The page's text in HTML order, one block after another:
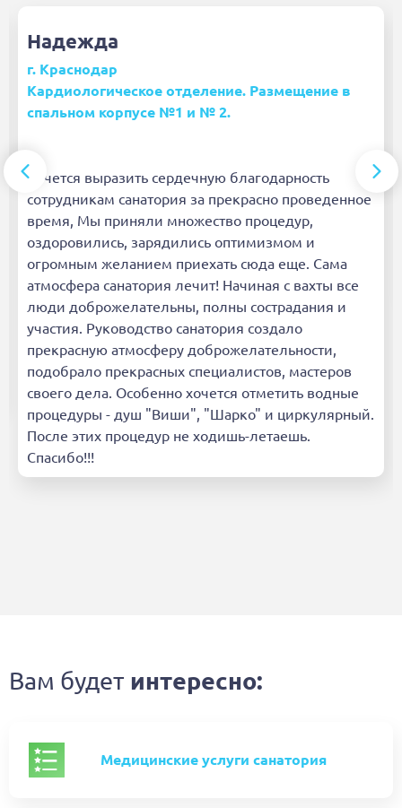
Надежда
г. Краснодар
Кардиологическое отделение. Размещение в
спальном корпусе №1 и № 2.
Хочется выразить сердечную благодарность
сотрудникам санатория за прекрасно проведенное
время, Мы приняли множество процедур,
оздоровились, зарядились оптимизмом и
огромным желанием приехать сюда еще. Сама
атмосфера санатория лечит! Начиная с вахты все
люди доброжелательны, полны сострадания и
участия. Руководство санатория создало
прекрасную атмосферу доброжелательности,
подобрало прекрасных специалистов, мастеров
своего дела. Особенно хочется отметить водные
процедуры - душ "Виши", "Шарко" и циркулярный.
После этих процедур не ходишь-летаешь.
Спасибо!!!
Вам будет интересно:
Медицинские услуги санатория